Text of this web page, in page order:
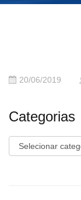
20/06/2019
Categorias
Categorias